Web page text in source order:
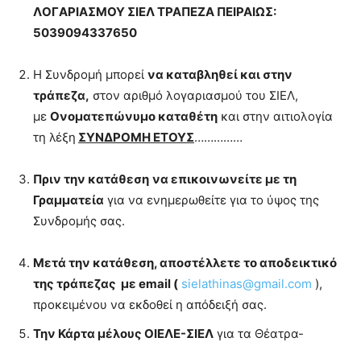
ΛOΓAPIAΣMOY ΣIEΛ TPAΠEZA ΠEIPAIΩΣ:
5039094337650
Η Συνδρομή μπορεί να καταβληθεί και στην
τράπεζα, στον αριθμό λογαριασμού του ΣΙΕΛ,
με Ονοματεπώνυμο καταθέτη και στην αιτιολογία
τη λέξη ΣΥΝΔΡΟΜΗ ΕΤΟΥΣ……………
Πριν την κατάθεση να επικοινωνείτε με τη
Γραμματεία για να ενημερωθείτε για το ύψος της
Συνδρομής σας.
Μετά την κατάθεση, αποστέλλετε το αποδεικτικό
της τράπεζας με email ( sielathinas@gmail.com ),
προκειμένου να εκδοθεί η απόδειξή σας.
Την Κάρτα μέλους ΟΙΕΛΕ-ΣΙΕΛ για τα Θέατρα-